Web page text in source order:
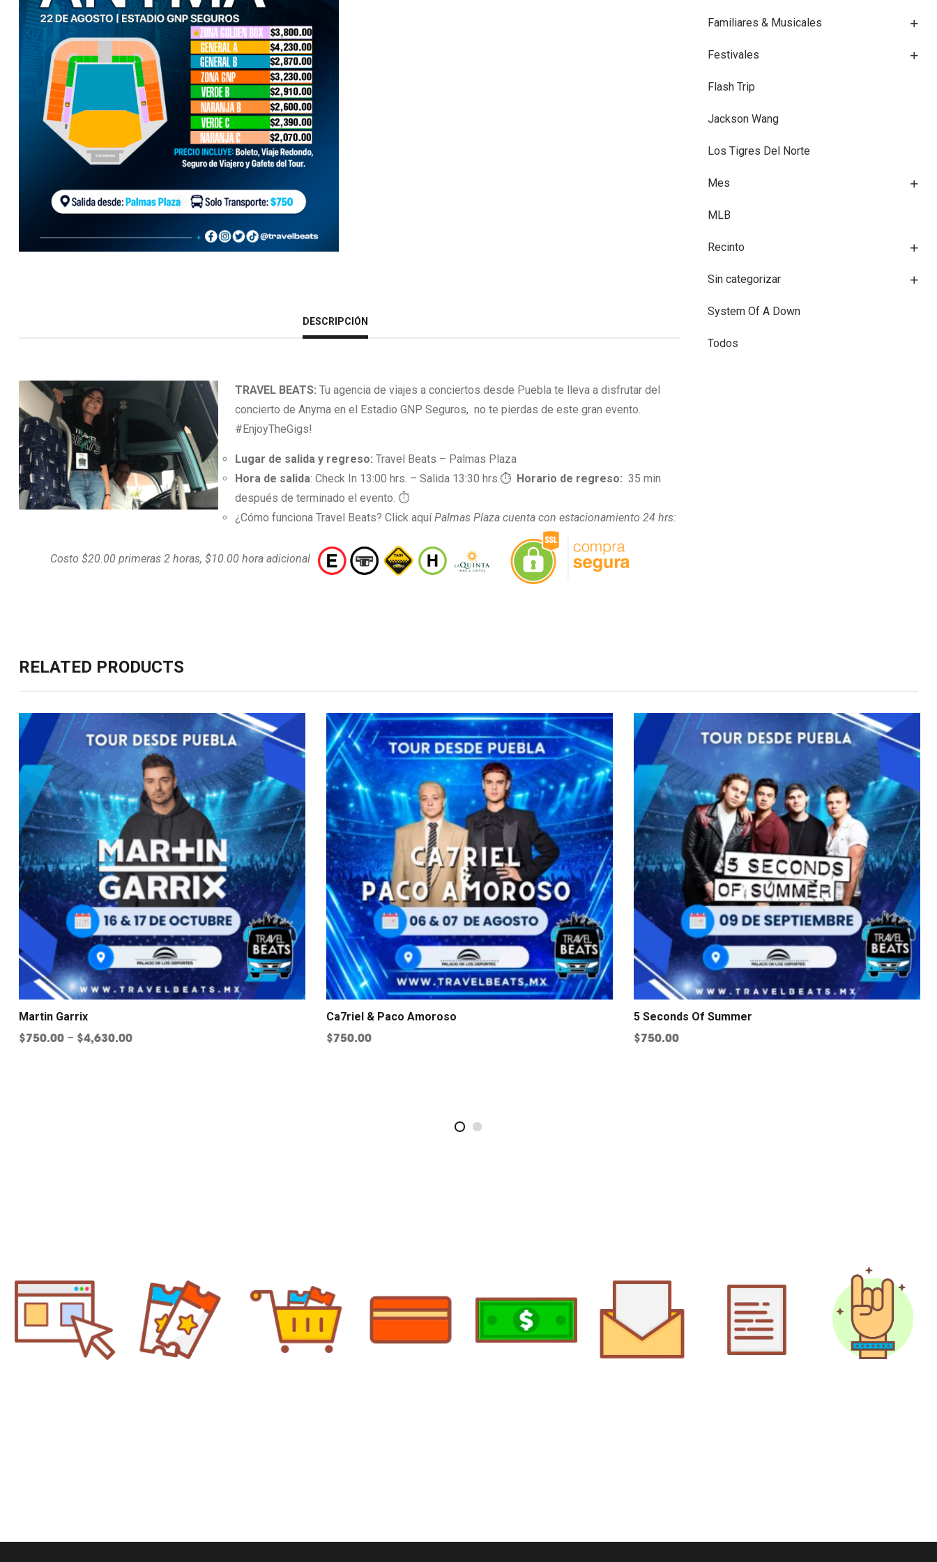
Familiares & Musicales
Festivales
Flash Trip
Jackson Wang
Los Tigres Del Norte
Mes
MLB
Recinto
Sin categorizar
System Of A Down
Todos
DESCRIPCIÓN
TRAVEL BEATS: Tu agencia de viajes a conciertos desde Puebla te lleva a disfrutar del
concierto de Anyma en el Estadio GNP Seguros, no te pierdas de este gran evento.
#EnjoyTheGigs!
Lugar de salida y regreso: Travel Beats – Palmas Plaza
Hora de salida: Check In 13:00 hrs. – Salida 13:30 hrs.⏱ Horario de regreso: 35 min
después de terminado el evento. ⏱
¿Cómo funciona Travel Beats? Click aquíPalmas Plaza cuenta con estacionamiento 24 hrs:
Costo $20.00 primeras 2 horas, $10.00 hora adicional
RELATED PRODUCTS
Martin Garrix
$750.00 – $4,630.00
Ca7riel & Paco Amoroso
$750.00
5 Seconds Of Summer
$750.00